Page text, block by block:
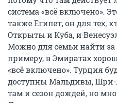
система «всё включено».
также Египет, он для тех,
Открыты и Куба, и
Можно для семьи найти за
примеру, в Эмиратах
«всё включено». Турция
доступны Мальдивы, Шри-
там и сезон дождей, но